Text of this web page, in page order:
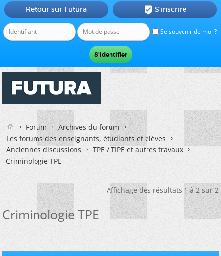
Se souvenir de moi ?
Retour sur Futura  S'inscrire
Forum
Archives du forum
Les forums des enseignants, étudiants et élèves
Anciennes discussions
TPE / TIPE et autres travaux
Criminologie TPE
Affichage des résultats 1 à 2 sur 2
Criminologie TPE